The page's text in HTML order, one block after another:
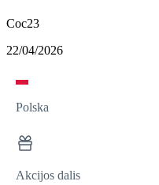
Coc23
22/04/2026
Polska
Akcijos dalis